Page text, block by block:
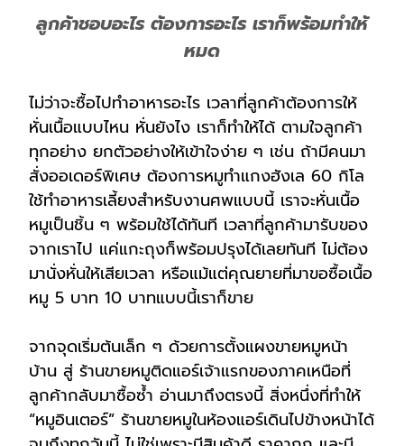
ลูกค้าชอบอะไร ต้องการอะไร เราก็พร้อมทำให้
หมด
ไม่ว่าจะซื้อไปทำอาหารอะไร เวลาที่ลูกค้าต้องการให้
หั่นเนื้อแบบไหน หั่นยังไง เราก็ทำให้ได้ ตามใจลูกค้า
ทุกอย่าง ยกตัวอย่างให้เข้าใจง่าย ๆ เช่น ถ้ามีคนมา
สั่งออเดอร์พิเศษ ต้องการหมูทำแกงฮังเล 60 กิโล
ใช้ทำอาหารเลี้ยงสำหรับงานศพแบบนี้ เราจะหั่นเนื้อ
หมูเป็นชิ้น ๆ พร้อมใช้ได้ทันที เวลาที่ลูกค้ามารับของ
จากเราไป แค่แกะถุงก็พร้อมปรุงได้เลยทันที ไม่ต้อง
มานั่งหั่นให้เสียเวลา หรือแม้แต่คุณยายที่มาขอซื้อเนื้อ
หมู5 บาท 10 บาทแบบนี้เราก็ขาย
จากจุดเริ่มต้นเล็ก ๆ ด้วยการตั้งแผงขายหมูหน้า
บ้าน สู่ ร้านขายหมูติดแอร์เจ้าแรกของภาคเหนือที่
ลูกค้ากลับมาซื้อซ้ำ อ่านมาถึงตรงนี้ สิ่งหนึ่งที่ทำให้
“หมูอินเตอร์” ร้านขายหมูในห้องแอร์เดินไปข้างหน้าได้